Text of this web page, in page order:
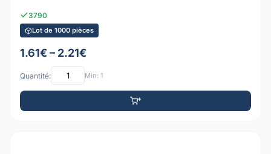
3790
Lot de 1000 pièces
1.61€ – 2.21€
Quantité: Min: 1